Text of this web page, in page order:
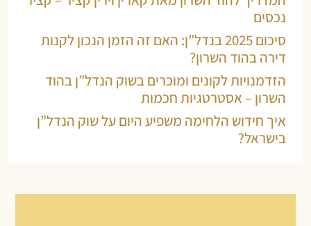
נכסים
סיכום 2025 בנדל”ן: האם זה הזמן הנכון לקנות
דירה בהוד השרון?
הזדמנויות לקונים ומוכרים בשוק הנדל”ן בהוד
השרון – אסטרטגיות חכמות
איך חידוש הלחימה משפיע היום על שוק הנדל”ן
בישראל?